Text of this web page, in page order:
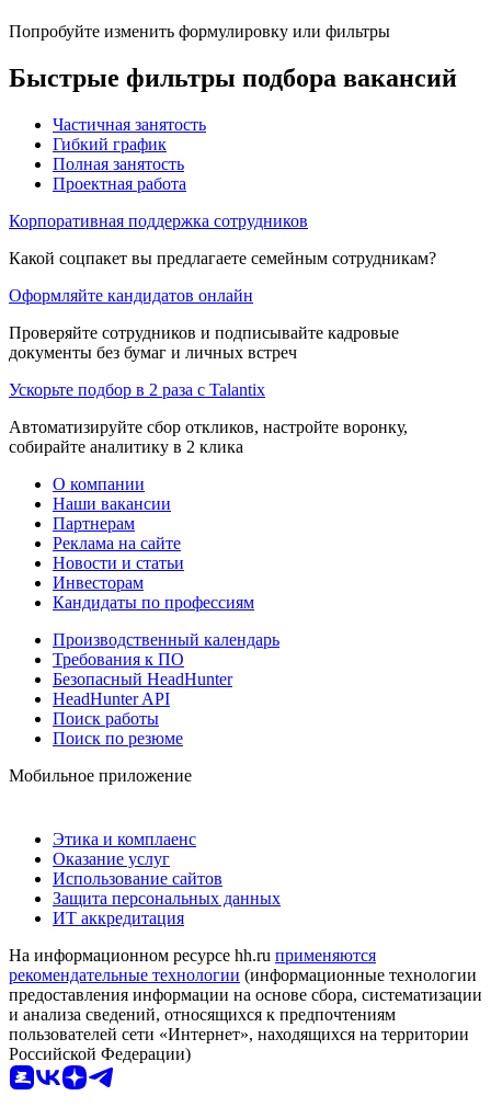
Попробуйте изменить формулировку или фильтры
Быстрые фильтры подбора вакансий
Частичная занятость
Гибкий график
Полная занятость
Проектная работа
Корпоративная поддержка сотрудников
Какой соцпакет вы предлагаете семейным сотрудникам?
Оформляйте кандидатов онлайн
Проверяйте сотрудников и подписывайте кадровые
документы без бумаг и личных встреч
Ускорьте подбор в 2 раза с Talantix
Автоматизируйте сбор откликов, настройте воронку,
собирайте аналитику в 2 клика
О компании
Наши вакансии
Партнерам
Реклама на сайте
Новости и статьи
Инвесторам
Кандидаты по профессиям
Производственный календарь
Требования к ПО
Безопасный HeadHunter
HeadHunter API
Поиск работы
Поиск по резюме
Мобильное приложение
Этика и комплаенс
Оказание услуг
Использование сайтов
Защита персональных данных
ИТ аккредитация
На информационном ресурсе hh.ru применяются
рекомендательные технологии (информационные технологии
предоставления информации на основе сбора, систематизации
и анализа сведений, относящихся к предпочтениям
пользователей сети «Интернет», находящихся на территории
Российской Федерации)